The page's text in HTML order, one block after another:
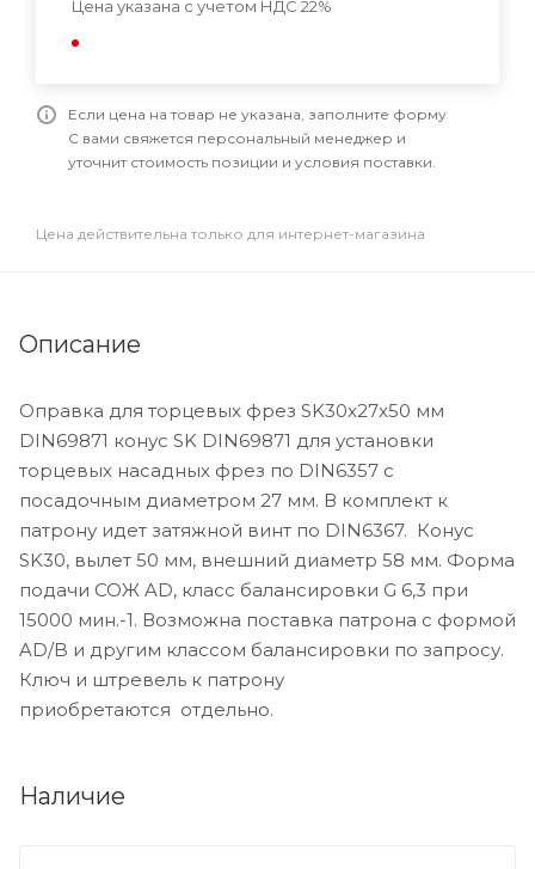
Цена указана с учетом НДС 22%
Если цена на товар не указана, заполните форму
С вами свяжется персональный менеджер и
уточнит стоимость позиции и условия поставки.
Цена действительна только для интернет-магазина
Описание
Оправка для торцевых фрез SK30x27x50 мм
DIN69871 конус SK DIN69871 для установки
торцевых насадных фрез по DIN6357 с
посадочным диаметром 27 мм. В комплект к
патрону идет затяжной винт по DIN6367. Конус
SK30, вылет 50 мм, внешний диаметр 58 мм. Форма
подачи СОЖ AD, класс балансировки G 6,3 при
15000 мин.-1. Возможна поставка патрона с формой
AD/B и другим классом балансировки по запросу.
Ключ и штревель к патрону
приобретаются отдельно.
Наличие